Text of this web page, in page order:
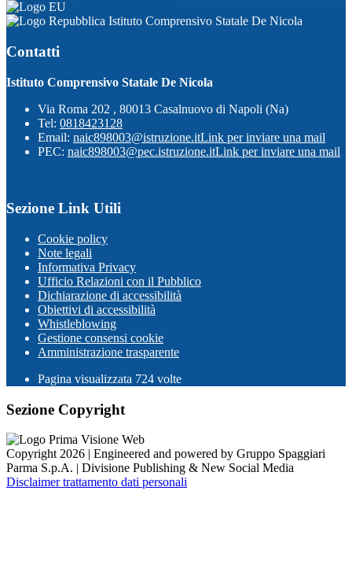
Istituto Comprensivo Statale De Nicola
Contatti
Istituto Comprensivo Statale De Nicola
Via Roma 202 , 80013 Casalnuovo di Napoli (Na)
Tel: 0818423128
Email: naic898003@istruzione.itLink per inviare una mail
PEC: naic898003@pec.istruzione.itLink per inviare una mail
Sezione Link Utili
Cookie policy
Note legali
Informativa Privacy
Ufficio Relazioni con il Pubblico
Dichiarazione di accessibilità
Obiettivi di accessibilità
Whistleblowing
Gestione consensi cookie
Amministrazione trasparente
Pagina visualizzata 724 volte
Sezione Copyright
Copyright 2026 | Engineered and powered by Gruppo Spaggiari
Parma S.p.A. | Divisione Publishing & New Social Media
Disclaimer trattamento dati personali